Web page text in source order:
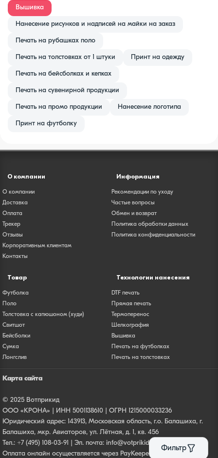
Вышивка
Нанесение рисунков и надписей на майки на заказ
Печать на рубашках поло
Печать на толстовках от 1 штуки Принт на одежду
Печать на бейсболках и кепках
Печать на сувенирной продукции
Печать на промо продукции Нанесение логотипа
Принт на футболку
Фильтр
О компании
О компании
Доставка
Оплата
Трекер
Отзывы
Корпоративным клиентам
Контакты
Информация
Рекомендации по уходу
Частые вопросы
Обмен и возврат
Политика обработки данных
Политика конфиденциальности
Товар
Футболка
Поло
Толстовка с капюшоном (худи)
Свитшот
Бейсболки
Сумка
Лонгслив
Технологии нанесения
DTF печать
Прямая печать
Термоперенос
Шелкография
Вышивка
Печать на футболках
Печать на толстовках
Карта сайта
© 2025 Вотприкид
ООО «КРОНА» | ИНН 5001138610 | ОГРН 1215000033236
Юридический адрес: 143913, Московская область, г.о. Балашиха, г.
Балашиха, мкр. Авиаторов, ул. Лётная, д. 1, кв. 456
Тел.: +7 (495) 108-03-91 | Эл. почта: info@votprikid.ru
Оплата онлайн осуществляется через PayKeeper. Все платежи